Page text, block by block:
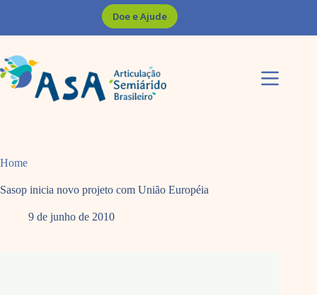
Doe e Ajude
Home
Sasop inicia novo projeto com União Européia
9 de junho de 2010